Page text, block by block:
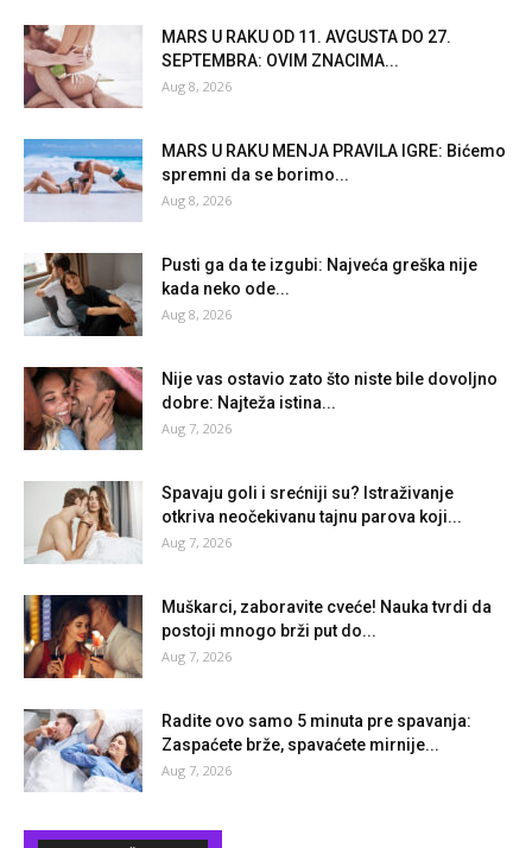
MARS U RAKU OD 11. AVGUSTA DO 27.
SEPTEMBRA: OVIM ZNACIMA...
Aug 8, 2026
MARS U RAKU MENJA PRAVILA IGRE: Bićemo
spremni da se borimo...
Aug 8, 2026
Pusti ga da te izgubi: Najveća greška nije
kada neko ode...
Aug 8, 2026
Nije vas ostavio zato što niste bile dovoljno
dobre: Najteža istina...
Aug 7, 2026
Spavaju goli i srećniji su? Istraživanje
otkriva neočekivanu tajnu parova koji...
Aug 7, 2026
Muškarci, zaboravite cveće! Nauka tvrdi da
postoji mnogo brži put do...
Aug 7, 2026
Radite ovo samo 5 minuta pre spavanja:
Zaspaćete brže, spavaćete mirnije...
Aug 7, 2026